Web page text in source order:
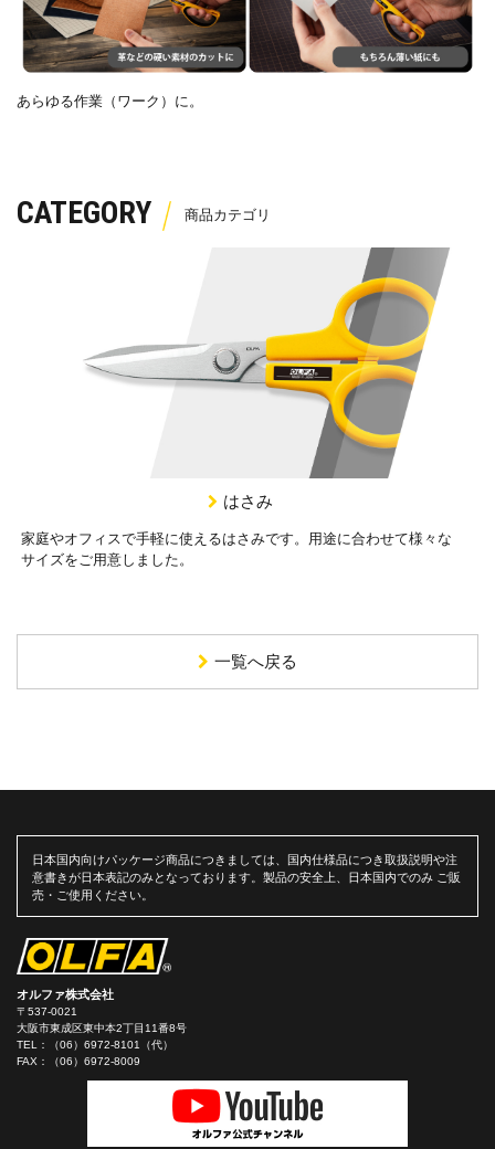
あらゆる作業（ワーク）に。
CATEGORY
はさみ
家庭やオフィスで手軽に使えるはさみです。用途に合わせて様々な
サイズをご用意しました。
一覧へ戻る
日本国内向けパッケージ商品につきましては、国内仕様品につき取扱説明や注
意書きが日本表記のみとなっております。製品の安全上、日本国内でのみ ご販
売・ご使用ください。
オルファ株式会社
〒537-0021
大阪市東成区東中本2丁目11番8号
TEL：
（06）6972-8101（代）
FAX：（06）6972-8009